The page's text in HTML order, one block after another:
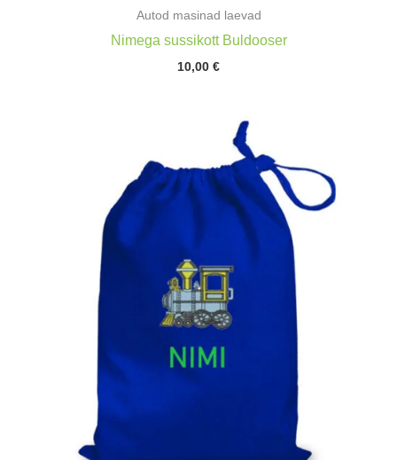
Autod masinad laevad
Nimega sussikott Buldooser
10,00 €